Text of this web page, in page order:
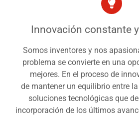
Innovación constante
Somos inventores y nos
problema se convierte en una
mejores. En el proceso de
de mantener un equilibrio entre
soluciones tecnológicas que
incorporación de los últimos